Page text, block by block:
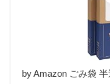
by Amazon ごみ袋